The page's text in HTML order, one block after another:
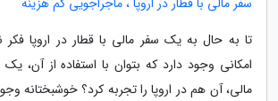
تا به حال به یک سفر مالی با قطار در اروپا فکر
امکانی وجود دارد که بتوان با استفاده از آن،
مالی، آن هم در اروپا را تجربه کرد؟ خوشبختانه